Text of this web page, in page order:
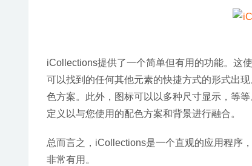
iCollections提供了一个简单但有用的功能。这
可以找到的任何其他元素的快捷方式的形式出
色方案。此外，图标可以以多种尺寸显示，等
定义以与您使用的配色方案和背景进行融合。
总而言之，iCollections是一个直观的应用程序
非常有用。